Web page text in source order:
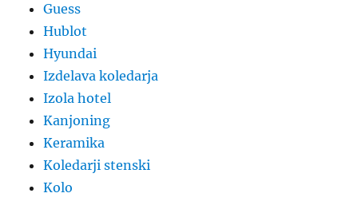
Guess
Hublot
Hyundai
Izdelava koledarja
Izola hotel
Kanjoning
Keramika
Koledarji stenski
Kolo